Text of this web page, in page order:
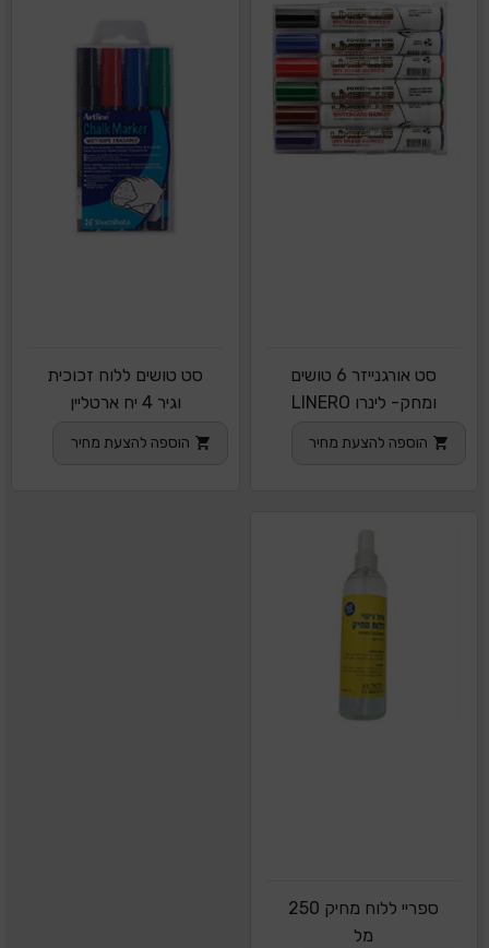
סט אורגנייזר 6 טושים
ומחק- לינרו LINERO
הוספה להצעת מחיר
סט טושים ללוח זכוכית
וגיר 4 יח ארטליין
הוספה להצעת מחיר
ספריי ללוח מחיק 250
מל